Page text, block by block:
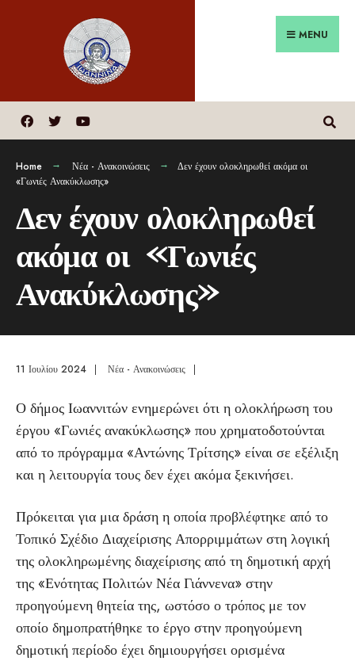
MENU
Home Νέα - Ανακοινώσεις
Δεν έχουν ολοκληρωθεί ακόμα οι
«Γωνιές Ανακύκλωσης»
Δεν έχουν ολοκληρωθεί
ακόμα οι «Γωνιές
Ανακύκλωσης»
11 Ιουλίου 2024 | Νέα - Ανακοινώσεις |
Ο δήμος Ιωαννιτών ενημερώνει ότι η ολοκλήρωση του
έργου «Γωνιές ανακύκλωσης» που χρηματοδοτούνται
από το πρόγραμμα «Αντώνης Τρίτσης» είναι σε εξέλιξη
και η λειτουργία τους δεν έχει ακόμα ξεκινήσει.
Πρόκειται για μια δράση η οποία προβλέφτηκε από το
Τοπικό Σχέδιο Διαχείρισης Απορριμμάτων στη λογική
της ολοκληρωμένης διαχείρισης από τη δημοτική αρχή
της «Ενότητας Πολιτών Νέα Γιάννενα» στην
προηγούμενη θητεία της, ωστόσο ο τρόπος με τον
οποίο δημοπρατήθηκε το έργο στην προηγούμενη
δημοτική περίοδο έχει δημιουργήσει ορισμένα